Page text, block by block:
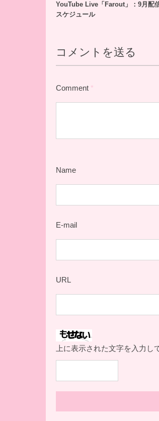
YouTube Live「Farout」：9月配
スケジュール
コメントを送る
Comment *
Name
E-mail
URL
上に表示された文字を入力し